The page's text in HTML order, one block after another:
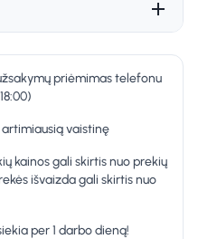
priėmimas telefonu
vaistinę
kainos gali skirtis nuo prekių
išvaizda gali skirtis nuo
per 1 darbo dieną!